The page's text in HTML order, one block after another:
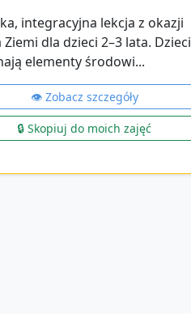
integracyjna lekcja z okazji
Ziemi dla dzieci 2–3 lata. Dzieci
elementy środowi...
👁️ Zobacz szczegóły
🔒 Skopiuj do moich zajęć